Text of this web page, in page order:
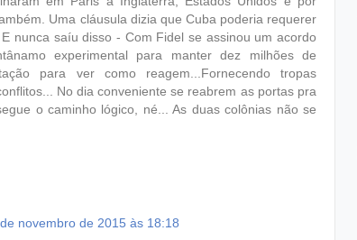
Uma cláusula dizia que Cuba poderia requerer
nunca saíu disso - Com Fidel se assinou um acordo
experimental para manter dez milhões de
para ver como reagem...Fornecendo tropas
No dia conveniente se reabrem as portas pra
o caminho lógico, né... As duas colônias não se
novembro de 2015 às 18:18